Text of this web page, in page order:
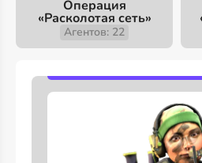
Операция
«Расколотая сеть»
Агентов: 22